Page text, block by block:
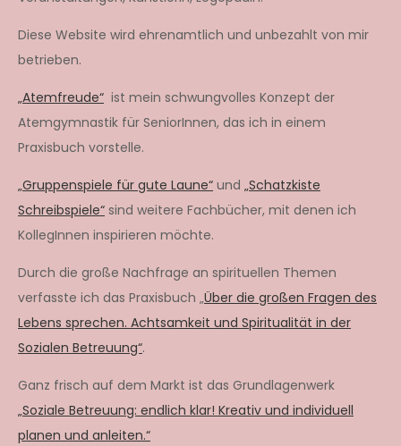
Diese Website wird ehrenamtlich und unbezahlt von mir
betrieben.
„Atemfreude“ ist mein schwungvolles Konzept der
Atemgymnastik für SeniorInnen, das ich in einem
Praxisbuch vorstelle.
„Gruppenspiele für gute Laune“ und „Schatzkiste
Schreibspiele“ sind weitere Fachbücher, mit denen ich
KollegInnen inspirieren möchte.
Durch die große Nachfrage an spirituellen Themen
verfasste ich das Praxisbuch „Über die großen Fragen des
Lebens sprechen. Achtsamkeit und Spiritualität in der
Sozialen Betreuung“.
Ganz frisch auf dem Markt ist das Grundlagenwerk
„Soziale Betreuung: endlich klar! Kreativ und individuell
planen und anleiten.“